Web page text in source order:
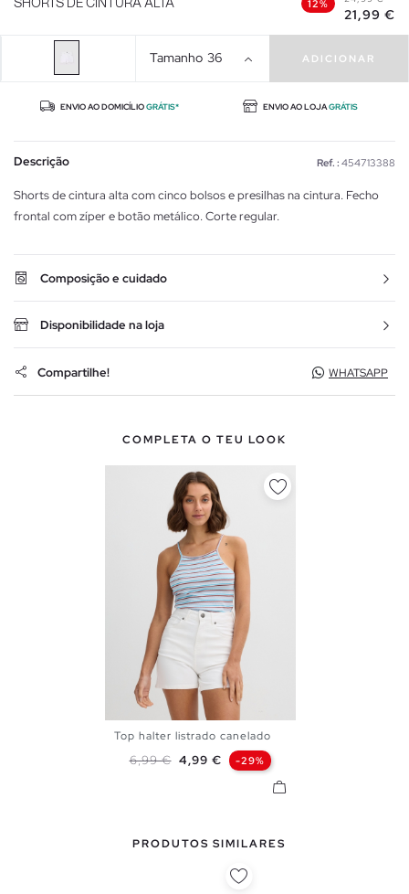
SHORTS DE CINTURA ALTA 12%
21,99 €
Tamanho 36 ADICIONAR
ENVIO AO DOMICÍLIOGRÁTIS* ENVIO AO LOJAGRÁTIS
Descrição Ref. : 454713388
Shorts de cintura alta com cinco bolsos e presilhas na cintura. Fecho
frontal com zíper e botão metálico. Corte regular.
Composição e cuidado
Disponibilidade na loja
Compartilhe! WHATSAPP
COMPLETA O TEU LOOK
Top halter listrado canelado
Preço normal
6,99 € Preço
4,99 € -29%
PRODUTOS SIMILARES